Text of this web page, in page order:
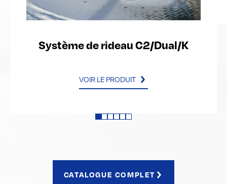
Système de rideau C2/Dual/K
VOIR LE PRODUIT
CATALOGUE COMPLET